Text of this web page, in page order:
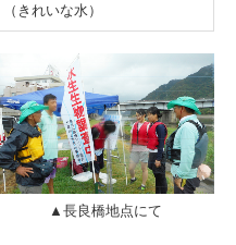
（きれいな水）
▲長良橋地点にて